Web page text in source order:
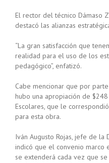
El rector del técnico Dámaso
destacó las alianzas
“La gran satisfacción que
realidad para el uso de los
pedagógico”, enfatizó.
Cabe mencionar que por
hubo una apropiación de
Escolares, que le
para esta obra.
Iván Augusto Rojas, jefe de la
indicó que el convenio marco
se extenderá cada vez que